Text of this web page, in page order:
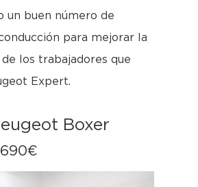
un buen número de
para mejorar la
los trabajadores que
Expert.
Boxer